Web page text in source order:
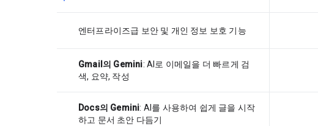
엔터프라이즈급 보안 및 개인 정보 보호 기능
Gmail의 Gemini: AI로 이메일을 더 빠르게 검
색, 요약, 작성
Docs의 Gemini: AI를 사용하여 쉽게 글을 시작
하고 문서 초안 다듬기